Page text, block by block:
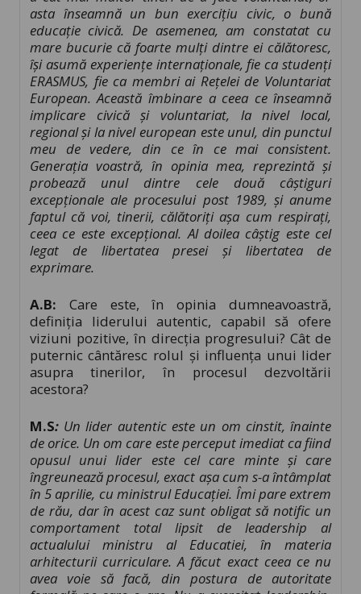
asta înseamnă un bun exercițiu civic, o bună
educație civică. De asemenea, am constatat cu
mare bucurie că foarte mulți dintre ei călătoresc,
își asumă experiențe internaționale, fie ca studenți
ERASMUS, fie ca membri ai Rețelei de Voluntariat
European. Această îmbinare a ceea ce înseamnă
implicare civică și voluntariat, la nivel local,
regional și la nivel european este unul, din punctul
meu de vedere, din ce în ce mai consistent.
Generația voastră, în opinia mea, reprezintă și
probează unul dintre cele două câștiguri
excepționale ale procesului post 1989, și anume
faptul că voi, tinerii, călătoriți așa cum respirați,
ceea ce este excepțional. Al doilea câștig este cel
legat de libertatea presei și libertatea de
exprimare.
A.B: Care este, în opinia dumneavoastră,
definiția liderului autentic, capabil să ofere
viziuni pozitive, în direcția progresului? Cât de
puternic cântăresc rolul și influența unui lider
asupra tinerilor, în procesul dezvoltării
acestora?
M.S: Unlider autentic este un om cinstit, înainte
de orice. Un om care este perceput imediat ca fiind
opusul unui lider este cel care minte și care
îngreunează procesul, exact așa cum s-a întâmplat
în 5 aprilie, cu ministrul Educației. Îmi pare extrem
de rău, dar în acest caz sunt obligat să notific un
comportament total lipsit de leadership al
actualului ministru al Educatiei, în materia
arhitecturii curriculare. A făcut exact ceea ce nu
avea voie să facă, din postura de autoritate